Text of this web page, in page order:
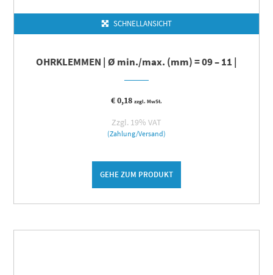
SCHNELLANSICHT
OHRKLEMMEN | Ø min./max. (mm) = 09 – 11 |
€0,18 zzgl. MwSt.
Zzgl. 19% VAT
(Zahlung/Versand)
GEHE ZUM PRODUKT